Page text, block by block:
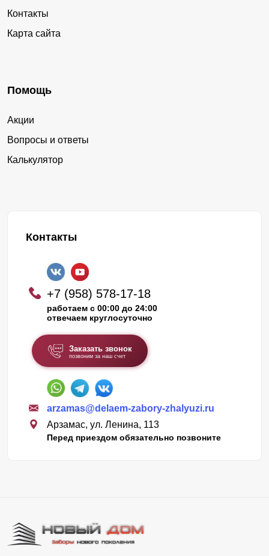
Контакты
Карта сайта
Помощь
Акции
Вопросы и ответы
Калькулятор
Контакты
+7 (958) 578-17-18
работаем с 00:00 до 24:00
отвечаем круглосуточно
Заказать звонок
позвоним за наш счет
arzamas@delaem-zabory-zhalyuzi.ru
Арзамас, ул. Ленина, 113
Перед приездом обязательно позвоните